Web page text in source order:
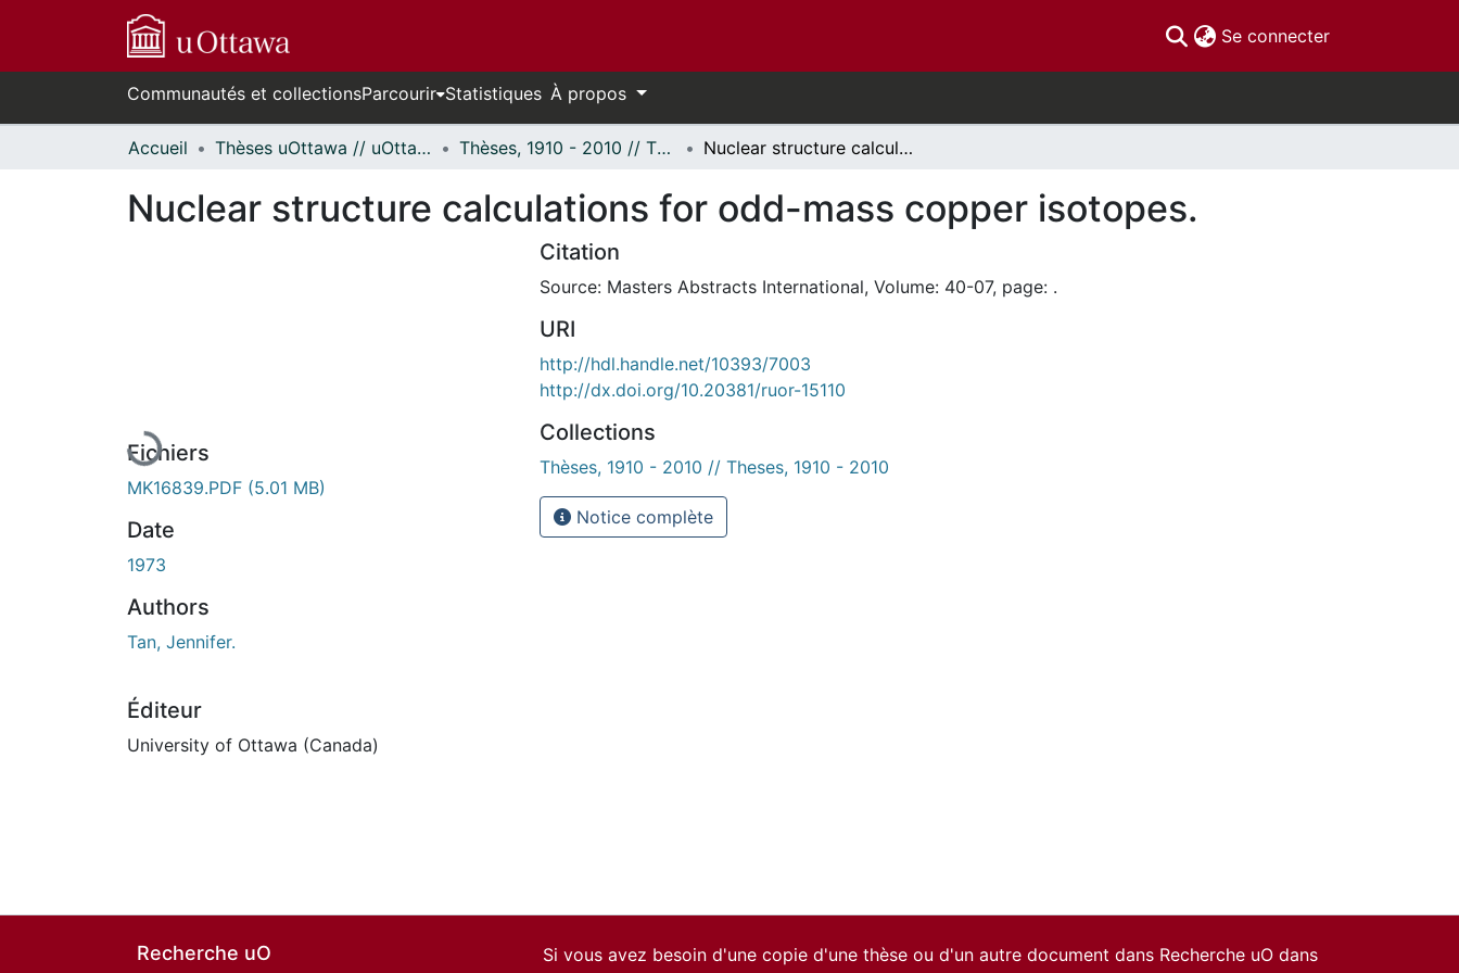
Se connecter(current)
Communautés et collectionsParcourir Statistiques À propos
Accueil Thèses uOttawa // uOttawa Theses Thèses, 1910 - 2010 // Theses, 1910 - 2010 Nuclear structure calculations for odd-mass copper isotopes.
Nuclear structure calculations for odd-mass copper isotopes.
Fichiers
MK16839.PDF (5.01 MB)
Date
1973
Authors
Tan, Jennifer.
Éditeur
University of Ottawa (Canada)
Citation
Source: Masters Abstracts International, Volume: 40-07, page: .
URI
http://hdl.handle.net/10393/7003
http://dx.doi.org/10.20381/ruor-15110
Collections
Thèses, 1910 - 2010 // Theses, 1910 - 2010
Notice complète
Recherche uO
Si vous avez besoin d'une copie d'une thèse ou d'un autre document dans Recherche uO dans